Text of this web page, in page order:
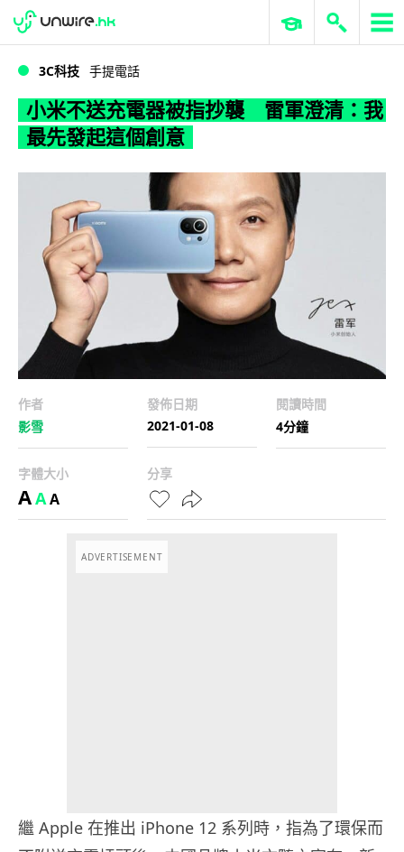
WWDC 2026 ERP 與商業 AI
3C科技 手提電話
小米不送充電器被指抄襲 雷軍澄清：我
最先發起這個創意
作者
影雪
發佈日期
2021-01-08
閱讀時間
4分鐘
字體大小
AAA
分享
ADVERTISEMENT
繼 Apple 在推出 iPhone 12 系列時，指為了環保而